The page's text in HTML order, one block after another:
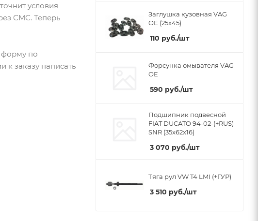
условия
СМС. Теперь
форму по
к заказу написать
Заглушка кузовная VAG
OE (25x45)
110 руб./шт
Форсунка омывателя VAG
OE
590 руб./шт
Подшипник подвесной
FIAT DUCATO 94-02-(+RUS)
SNR (35x62x16)
3 070 руб./шт
Тяга рул VW T4 LMI (+ГУР)
3 510 руб./шт